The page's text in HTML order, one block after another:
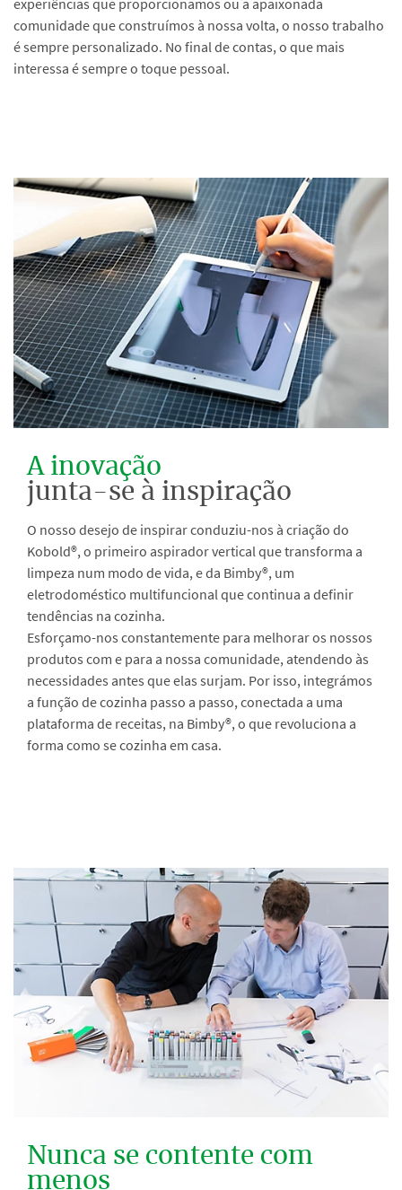
experiências que proporcionamos ou a apaixonada
comunidade que construímos à nossa volta, o nosso trabalho
é sempre personalizado. No final de contas, o que mais
interessa é sempre o toque pessoal.
A inovação
junta-se à inspiração
O nosso desejo de inspirar conduziu-nos à criação do
Kobold®, o primeiro aspirador vertical que transforma a
limpeza num modo de vida, e da Bimby®, um
eletrodoméstico multifuncional que continua a definir
tendências na cozinha.
Esforçamo-nos constantemente para melhorar os nossos
produtos com e para a nossa comunidade, atendendo às
necessidades antes que elas surjam. Por isso, integrámos
a função de cozinha passo a passo, conectada a uma
plataforma de receitas, na Bimby®, o que revoluciona a
forma como se cozinha em casa.
Nunca se contente com
menos